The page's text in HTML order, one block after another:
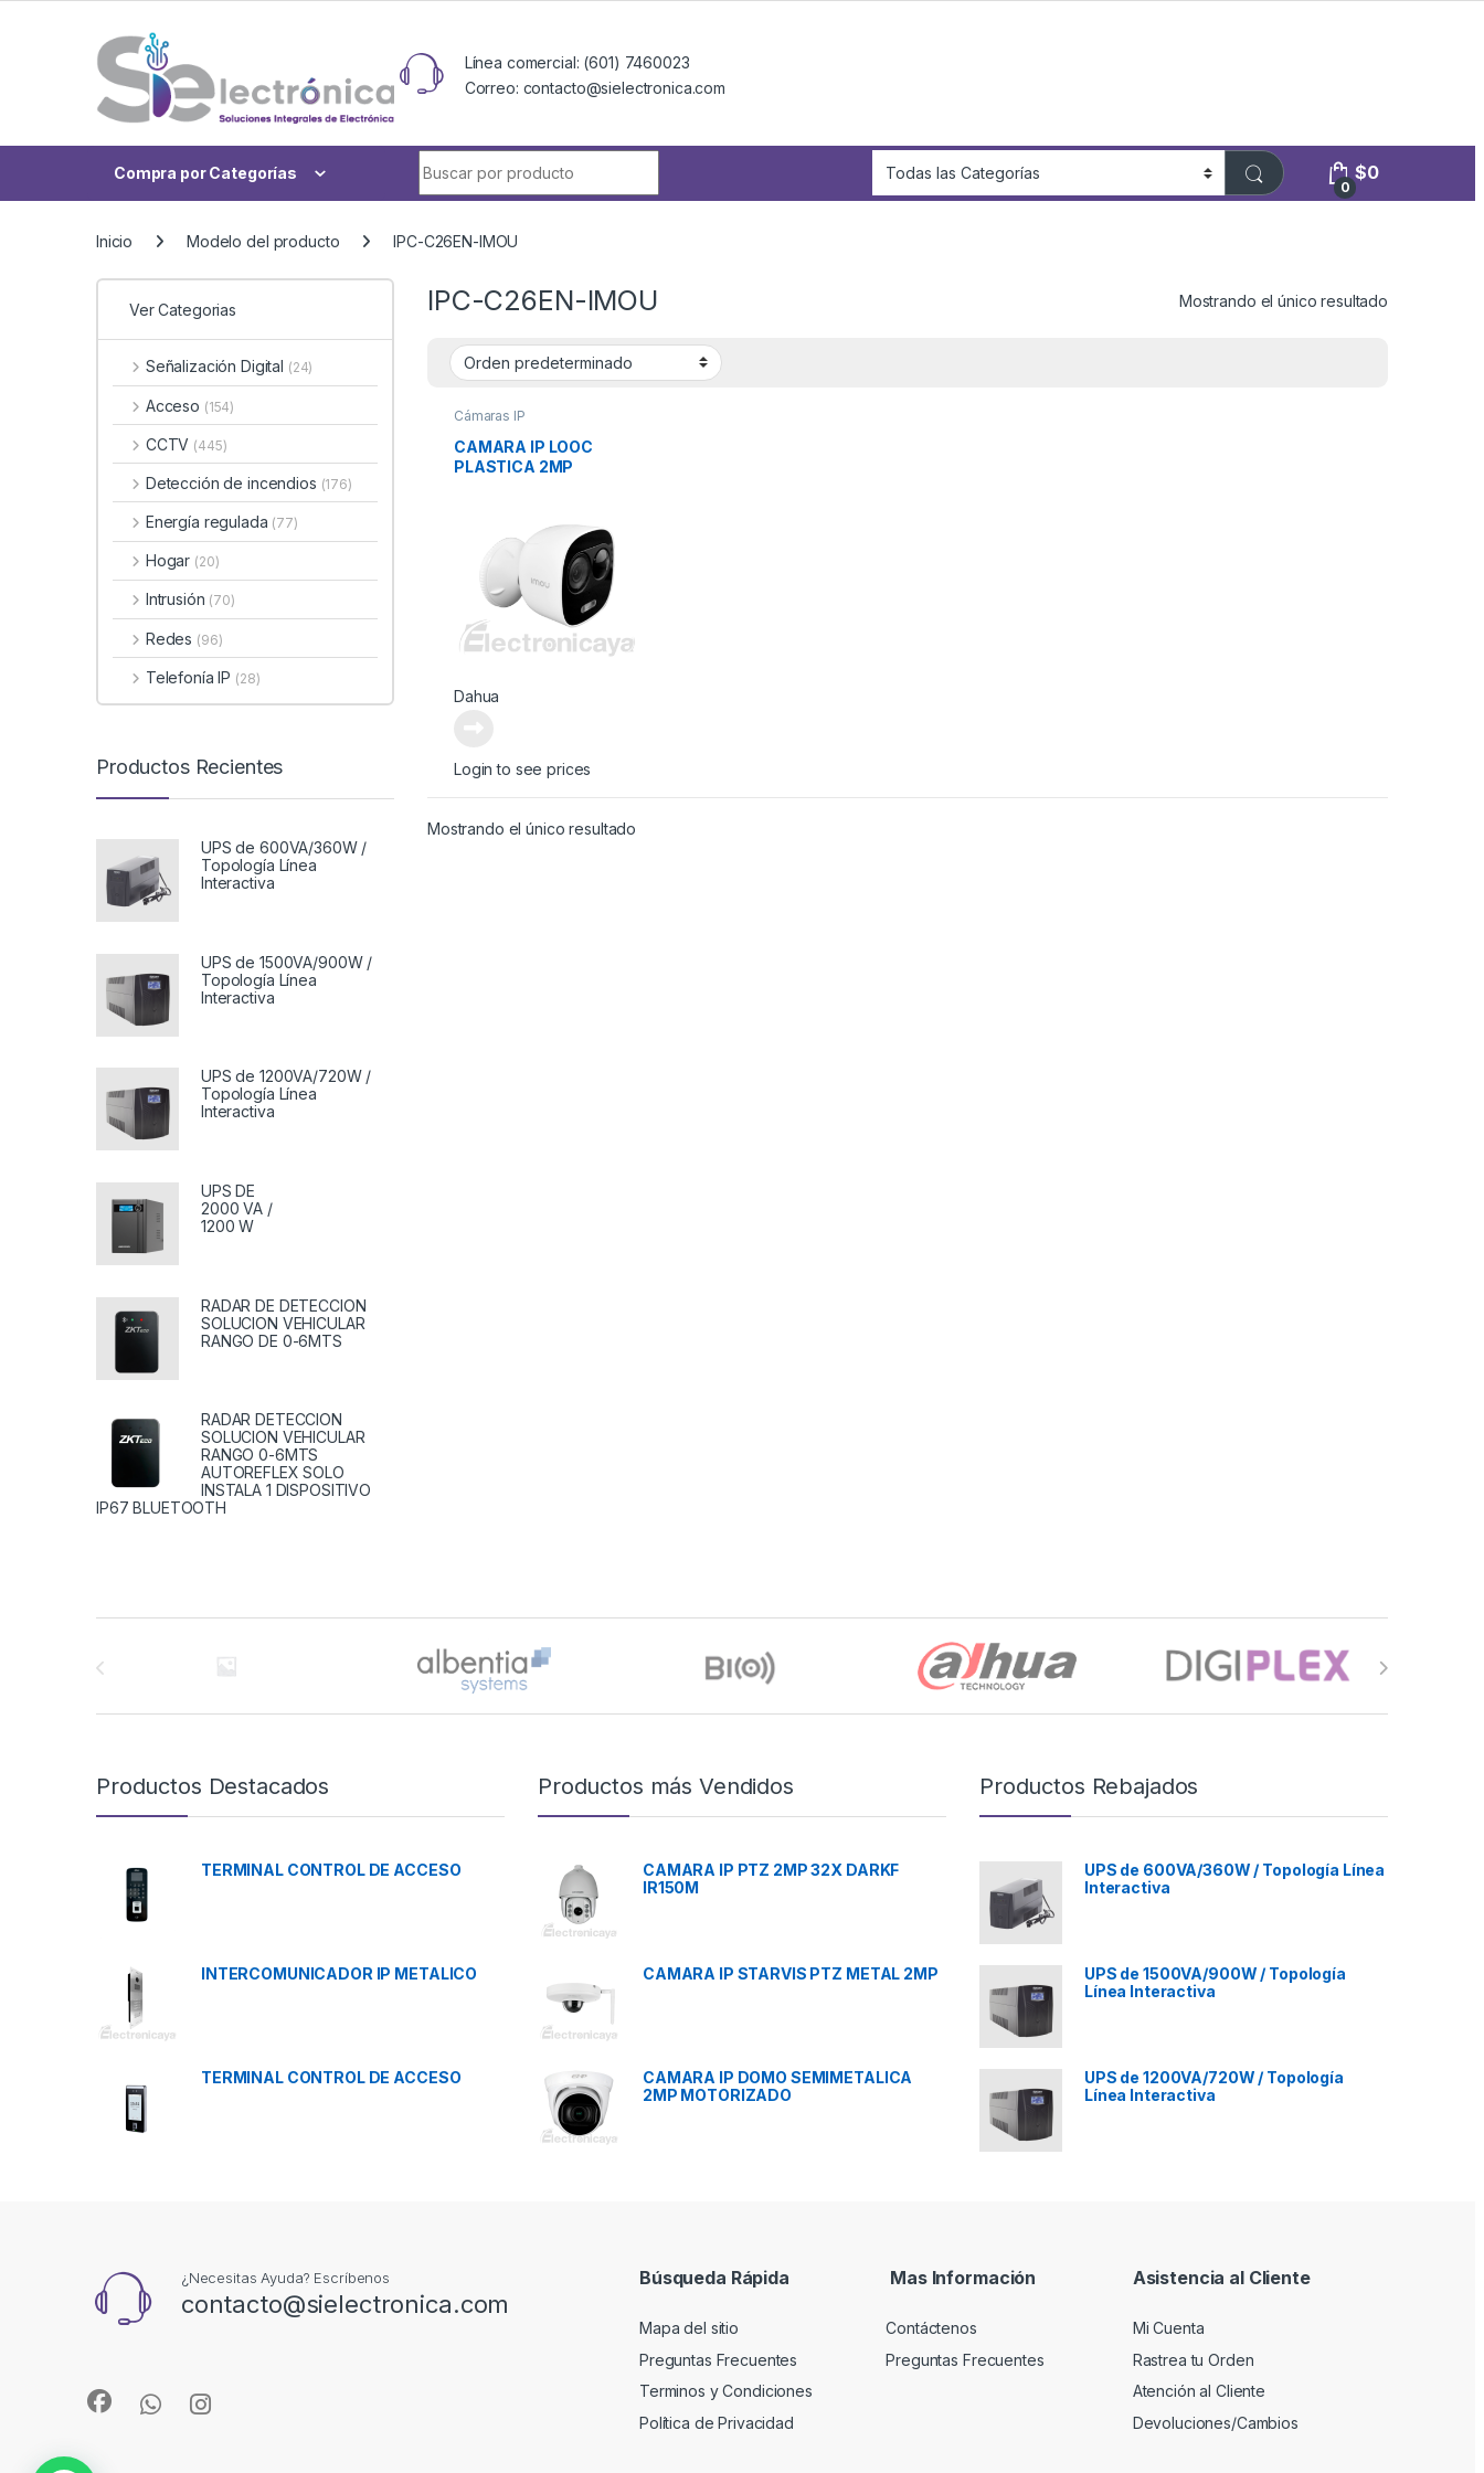
Línea comercial: (601) 7460023
Correo: contacto@sielectronica.com
Compra por Categorías
0
$0
Inicio Modelo del producto IPC-C26EN-IMOU
IPC-C26EN-IMOU Mostrando el único resultado
Cámaras IP
CAMARA IP LOOC
PLASTICA 2MP
Dahua
Login to see prices
Mostrando el único resultado
Ver Categorias
Señalización Digital (24)
Acceso (154)
CCTV (445)
Detección de incendios (176)
Energía regulada (77)
Hogar (20)
Intrusión (70)
Redes (96)
Telefonía IP (28)
Productos Recientes
UPS de 600VA/360W /
Topología Línea
Interactiva
UPS de 1500VA/900W /
Topología Línea
Interactiva
UPS de 1200VA/720W /
Topología Línea
Interactiva
UPS DE
2000 VA /
1200 W
RADAR DE DETECCION
SOLUCION VEHICULAR
RANGO DE 0-6MTS
RADAR DETECCION
SOLUCION VEHICULAR
RANGO 0-6MTS
AUTOREFLEX SOLO
INSTALA 1 DISPOSITIVO
IP67 BLUETOOTH
Productos Destacados
TERMINAL CONTROL DE ACCESO
INTERCOMUNICADOR IP METALICO
TERMINAL CONTROL DE ACCESO
Productos más Vendidos
CAMARA IP PTZ 2MP 32X DARKF
IR150M
CAMARA IP STARVIS PTZ METAL 2MP
CAMARA IP DOMO SEMIMETALICA
2MP MOTORIZADO
Productos Rebajados
UPS de 600VA/360W / Topología Línea
Interactiva
UPS de 1500VA/900W / Topología
Línea Interactiva
UPS de 1200VA/720W / Topología
Línea Interactiva
¿Necesitas Ayuda? Escríbenos
contacto@sielectronica.com
Búsqueda Rápida
Mapa del sitio
Preguntas Frecuentes
Terminos y Condiciones
Política de Privacidad
Mas Información
Contáctenos
Preguntas Frecuentes
Asistencia al Cliente
Mi Cuenta
Rastrea tu Orden
Atención al Cliente
Devoluciones/Cambios